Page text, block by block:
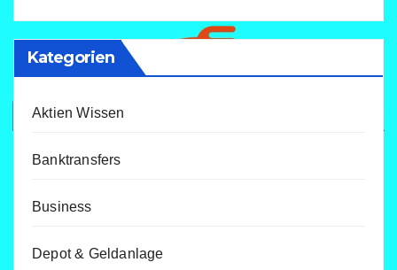
Kategorien
Aktien Wissen
Banktransfers
Business
Depot & Geldanlage